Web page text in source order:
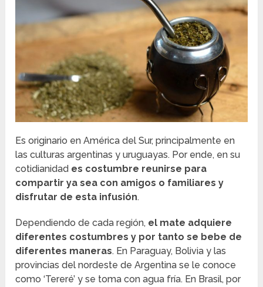
Es originario en América del Sur, principalmente en
las culturas argentinas y uruguayas. Por ende, en su
cotidianidad es costumbre reunirse para
compartir ya sea con amigos o familiares y
disfrutar de esta infusión.
Dependiendo de cada región, el mate adquiere
diferentes costumbres y por tanto se bebe de
diferentes maneras. En Paraguay, Bolivia y las
provincias del nordeste de Argentina se le conoce
como ‘Tereré’ y se toma con agua fría. En Brasil, por